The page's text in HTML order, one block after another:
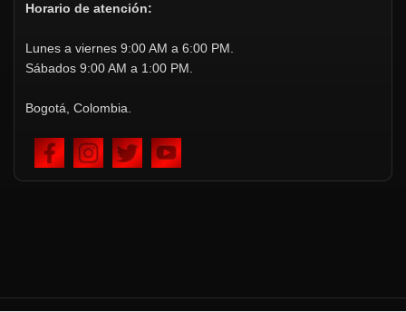
Horario de atención:
Lunes a viernes 9:00 AM a 6:00 PM.
Sábados 9:00 AM a 1:00 PM.
Bogotá, Colombia.